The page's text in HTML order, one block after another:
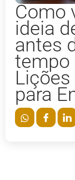
Como
ideia
antes
tempo
para